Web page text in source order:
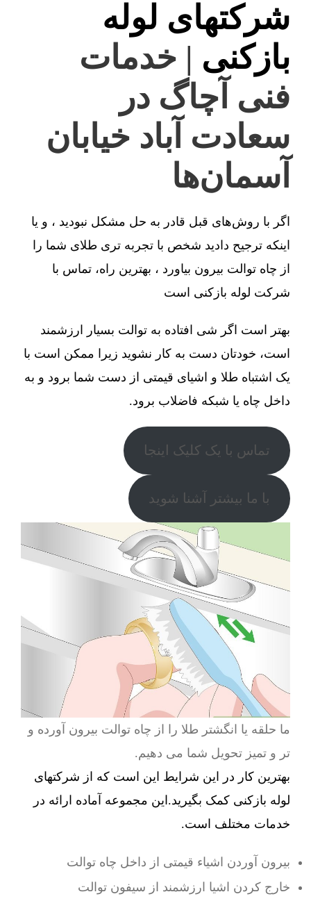
شرکتهای لوله
بازکنی | خدمات
فنی آچاگ در
سعادت آباد خیابان
آسمان‌ها
اگر با روش‌های قبل قادر به حل مشکل نبودید ، و یا
اینکه ترجیح دادید شخص با تجربه تری طلای شما را
از چاه توالت بیرون بیاورد ، بهترین راه، تماس با
شرکت لوله بازکنی است
بهتر است اگر شی افتاده به توالت بسیار ارزشمند
است، خودتان دست به کار نشوید زیرا ممکن است با
یک اشتباه طلا و اشیای قیمتی از دست شما برود و به
داخل چاه یا شبکه فاضلاب برود.
تماس با یک کلیک اینجا
با ما بیشتر آشنا شوید
ما حلقه یا انگشتر طلا را از چاه توالت بیرون آورده و
تر و تمیز تحویل شما می دهیم.
بهترین کار در این شرایط این است که از شرکتهای
لوله بازکنی کمک بگیرید.این مجموعه آماده ارائه در
خدمات مختلف است.
بیرون آوردن اشیاء قیمتی از داخل چاه توالت
خارج کردن اشیا ارزشمند از سیفون توالت